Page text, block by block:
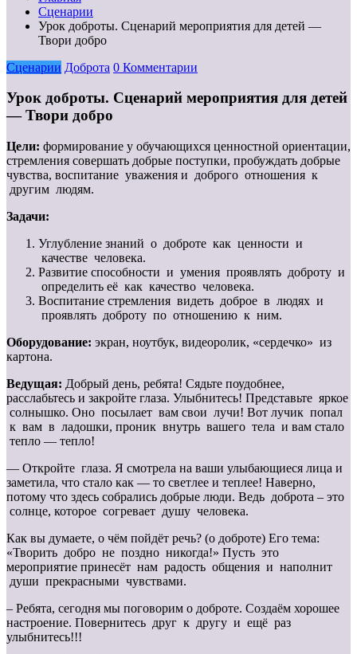
Сценарии
Урок доброты. Сценарий мероприятия для детей —
Твори добро
Сценарии Доброта 0 Комментарии
Урок доброты. Сценарий мероприятия для детей
— Твори добро
Цели: формирование у обучающихся ценностной ориентации,
стремления совершать добрые поступки, пробуждать добрые
чувства, воспитание уважения и доброго отношения к
другим людям.
Задачи:
Углубление знаний о доброте как ценности и
качестве человека.
Развитие способности и умения проявлять доброту и
определить её как качество человека.
Воспитание стремления видеть доброе в людях и
проявлять доброту по отношению к ним.
Оборудование: экран, ноутбук, видеоролик, «сердечко» из
картона.
Ведущая: Добрый день, ребята! Сядьте поудобнее,
расслабьтесь и закройте глаза. Улыбнитесь! Представьте яркое
солнышко. Оно посылает вам свои лучи! Вот лучик попал
к вам в ладошки, проник внутрь вашего тела и вам стало
тепло — тепло!
— Откройте глаза. Я смотрела на ваши улыбающиеся лица и
заметила, что стало как — то светлее и теплее! Наверно,
потому что здесь собрались добрые люди. Ведь доброта – это
солнце, которое согревает душу человека.
Как вы думаете, о чём пойдёт речь? (о доброте) Его тема:
«Творить добро не поздно никогда!» Пусть это
мероприятие принесёт нам радость общения и наполнит
души прекрасными чувствами.
– Ребята, сегодня мы поговорим о доброте. Создаём хорошее
настроение. Повернитесь друг к другу и ещё раз
улыбнитесь!!!